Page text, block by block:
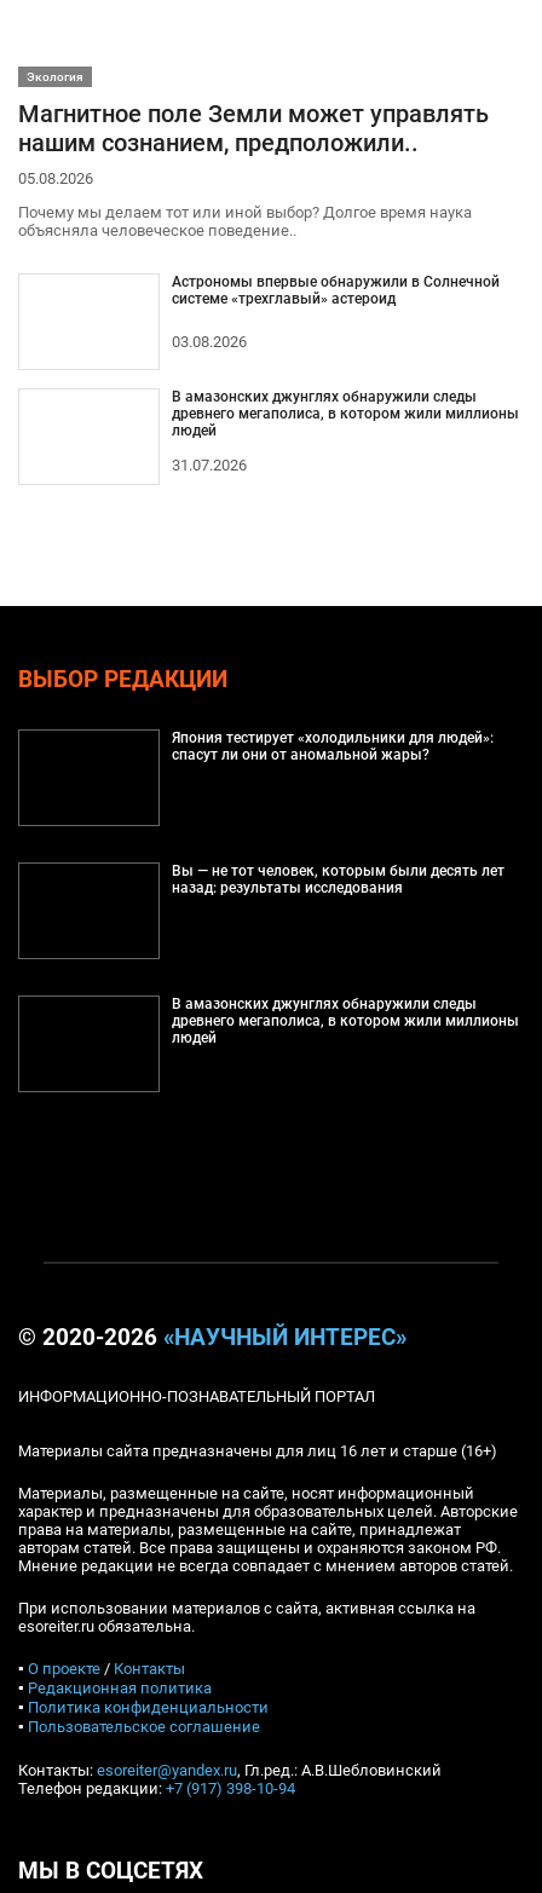
Экология
Магнитное поле Земли может управлять
нашим сознанием, предположили..
05.08.2026
Почему мы делаем тот или иной выбор? Долгое время наука
объясняла человеческое поведение..
Астрономы впервые обнаружили в Солнечной
системе «трехглавый» астероид
03.08.2026
В амазонских джунглях обнаружили следы
древнего мегаполиса, в котором жили миллионы
людей
31.07.2026
ВЫБОР РЕДАКЦИИ
Япония тестирует «холодильники для людей»:
спасут ли они от аномальной жары?
Вы — не тот человек, которым были десять лет
назад: результаты исследования
В амазонских джунглях обнаружили следы
древнего мегаполиса, в котором жили миллионы
людей
© 2020-2026 «НАУЧНЫЙ ИНТЕРЕС»
ИНФОРМАЦИОННО-ПОЗНАВАТЕЛЬНЫЙ ПОРТАЛ
Материалы сайта предназначены для лиц 16 лет и старше (16+)
Материалы, размещенные на сайте, носят информационный
характер и предназначены для образовательных целей. Авторские
права на материалы, размещенные на сайте, принадлежат
авторам статей. Все права защищены и охраняются законом РФ.
Мнение редакции не всегда совпадает с мнением авторов статей.
При использовании материалов с сайта, активная ссылка на
esoreiter.ru обязательна.
▪ О проекте / Контакты
▪ Редакционная политика
▪ Политика конфиденциальности
▪ Пользовательское соглашение
Контакты: esoreiter@yandex.ru, Гл.ред.: А.В.Шебловинский
Телефон редакции: +7 (917) 398-10-94
МЫ В СОЦСЕТЯХ